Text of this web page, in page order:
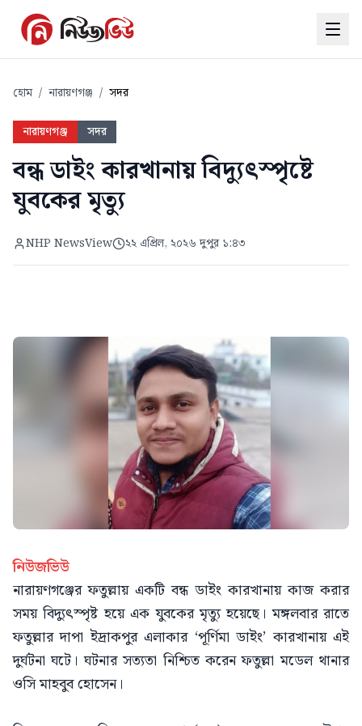
হোম / নারায়ণগঞ্জ / সদর
নারায়ণগঞ্জ সদর
বন্ধ ডাইং কারখানায় বিদ্যুৎস্পৃষ্টে
যুবকের মৃত্যু
NHP NewsView ২২ এপ্রিল, ২০২৬ দুপুর ১:৪৩
নিউজভিউ
নারায়ণগঞ্জের ফতুল্লায় একটি বন্ধ ডাইং কারখানায় কাজ করার
সময় বিদ্যুৎস্পৃষ্ট হয়ে এক যুবকের মৃত্যু হয়েছে। মঙ্গলবার রাতে
ফতুল্লার দাপা ইদ্রাকপুর এলাকার ‘পূর্ণিমা ডাইং’ কারখানায় এই
দুর্ঘটনা ঘটে। ঘটনার সত্যতা নিশ্চিত করেন ফতুল্লা মডেল থানার
ওসি মাহবুব হোসেন।